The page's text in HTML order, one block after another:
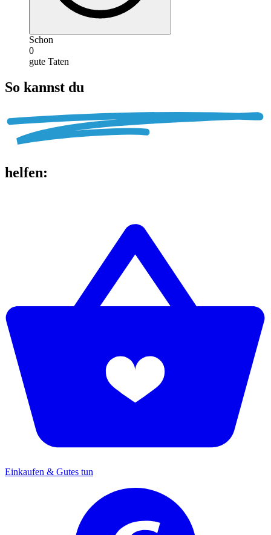
Schon
0
gute Taten
So kannst du
helfen:
Einkaufen & Gutes tun